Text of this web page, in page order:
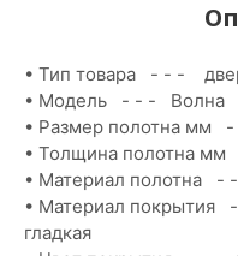
• Тип товара - - -
• Модель - - - Волна
• Размер полотна мм
• Толщина полотна
• Материал полотна -
• Материал покрытия
гладкая